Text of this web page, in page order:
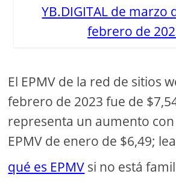
YB.DIGITAL de marzo
febrero de
El EPMV de la red de sitios
febrero de 2023 fue de
representa un aumento
EPMV de enero de $6,49;
qué es EPMV si no está